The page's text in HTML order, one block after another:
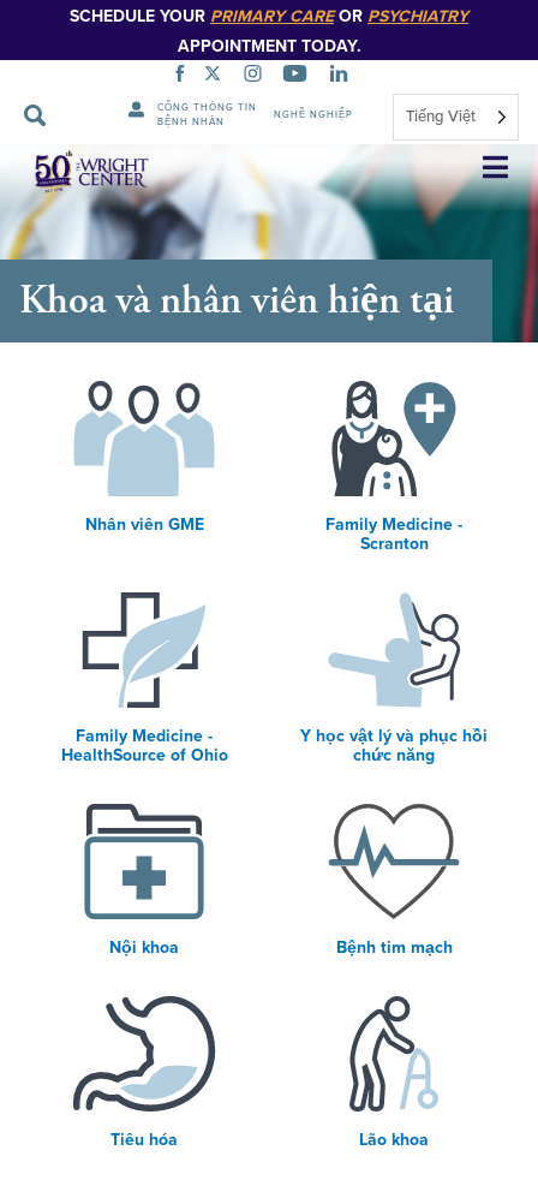
SCHEDULE YOUR PRIMARY CAREOR PSYCHIATRY
APPOINTMENT TODAY.
CỔNG THÔNG TIN
BỆNH NHÂN
NGHỀ NGHIỆP Tiếng Việt
Bỏ
qua
điều
hướng
Khoa và nhân viên hiện tại
Nhân viên GME
Family Medicine -
Scranton
Family Medicine -
HealthSource of Ohio
Y học vật lý và phục hồi
chức năng
Nội khoa Bệnh tim mạch
Tiêu hóa Lão khoa